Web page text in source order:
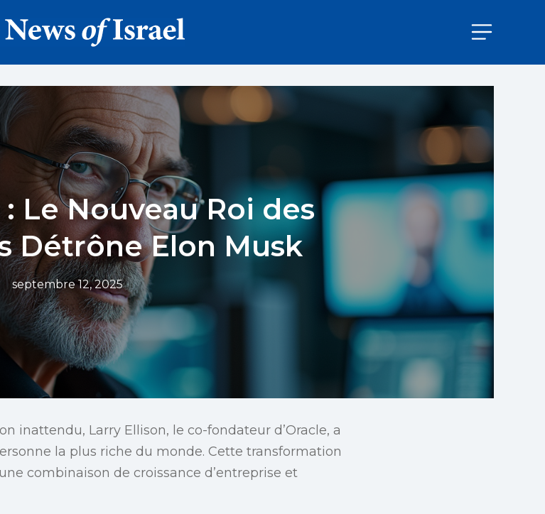
Le Nouveau Roi des
Détrône Elon Musk
septembre 12, 2025
inattendu, Larry Ellison, le co-fondateur d’Oracle, a
la plus riche du monde. Cette transformation
combinaison de croissance d’entreprise et